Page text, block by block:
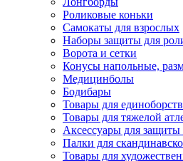
Роликовые коньки
Самокаты для взрослых
Наборы защиты для
Ворота и сетки
Конусы напольные,
Медицинболы
Бодибары
Товары для единоборств
Товары для тяжелой
Аксессуары для защиты
Палки для
Товары для